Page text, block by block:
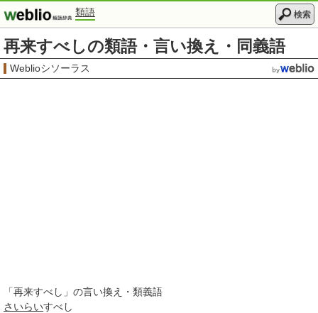
類語 検索
再来すべしの類語・言い換え・同義語
Weblioシソーラス
「再来すべし 」の言い換え・類義語
さいらいすべし